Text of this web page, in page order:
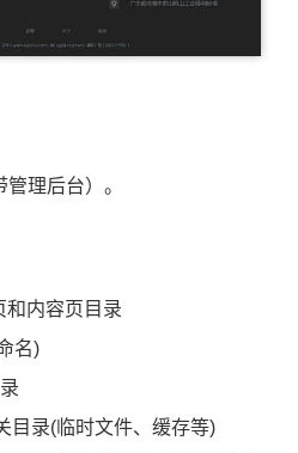
理后台）。
和内容页目录
名)
目录(临时文件、缓存等)